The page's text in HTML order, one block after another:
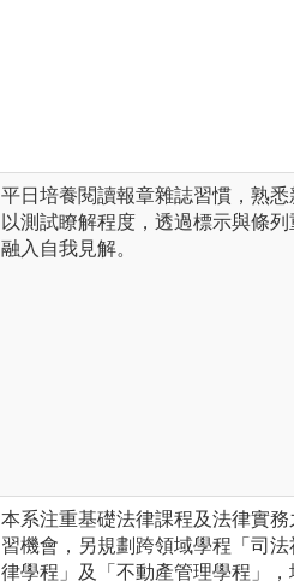
平日培養閱讀報章雜誌習慣，熟
以測試瞭解程度，透過標示與條
融入自我見解。
本系注重基礎法律課程及法律實
習機會，另規劃跨領域學程「司
律學程」及「不動產管理學程」